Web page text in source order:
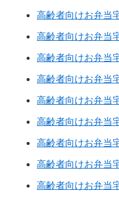
高齢者向けお弁当
高齢者向けお弁当
高齢者向けお弁当
高齢者向けお弁当
高齢者向けお弁当
高齢者向けお弁当
高齢者向けお弁当
高齢者向けお弁当
高齢者向けお弁当